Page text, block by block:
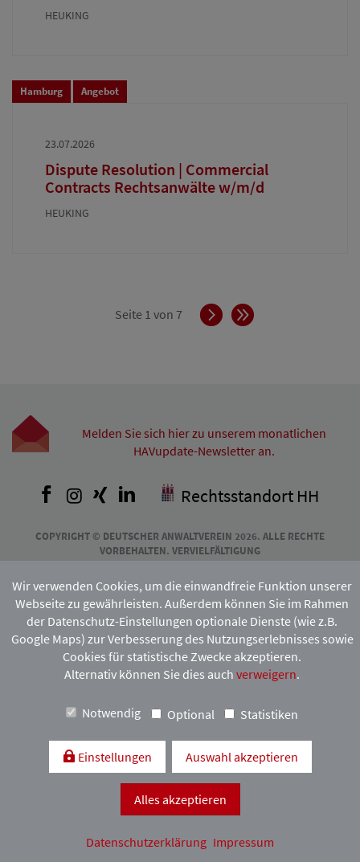
HEUKING
Hamburg Angebot
23.07.2026
Dispute Resolution | Commercial
Contracts Rechtsanwälte w/m/d
HEUKING
Seite 1 von 7 VorwärtsEnde
Melden Sie sich hier zu unserem monatlichen
HAVupdate-Newsletter an.
Facebook
Instagram
XingLinkedInRechtsstandort HH
COPYRIGHT © DEUTSCHER ANWALTVEREIN 2026. ALLE RECHTE
VORBEHALTEN. VERVIELFÄLTIGUNG
HAMBURGISCHEN ANWALTVEREINS.
Mitgliedschaft:
Kontakt & Anfahrt Impressum Datenschutzerklärung
Wir verwenden Cookies, um die einwandfreie Funktion unserer
Webseite zu gewährleisten. Außerdem können Sie im Rahmen
der Datenschutz-Einstellungen optionale Dienste (wie z.B.
Google Maps) zur Verbesserung des Nutzungserlebnisses sowie
Cookies für statistische Zwecke akzeptieren.
Alternativ können Sie dies auch verweigern.
Notwendig Optional Statistiken
Einstellungen Auswahl akzeptieren
Alles akzeptieren
Datenschutzerklärung Impressum